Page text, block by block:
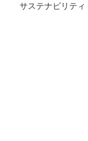
サステナビリティ